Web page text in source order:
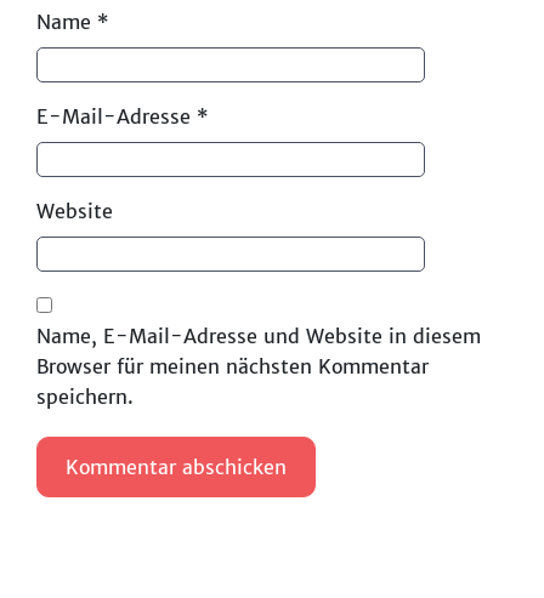
Name *
E-Mail-Adresse *
Website
Name, E-Mail-Adresse und Website in diesem
Browser für meinen nächsten Kommentar
speichern.